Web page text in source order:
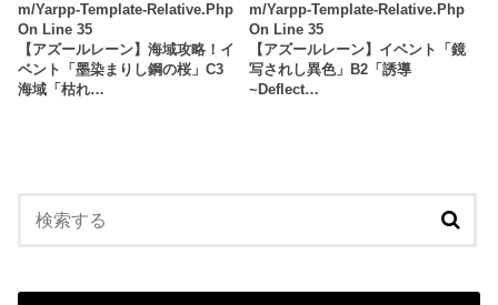
M/yarpp-Template-Relative.php
On Line35
【アズールレーン】海域攻略！イ
ベント「墨染まりし鋼の桜」C3
海域「枯れ…
M/yarpp-Template-Relative.php
On Line 35
【アズールレーン】イベント「鏡
写されし異色」B2「誘導
~Deflect…